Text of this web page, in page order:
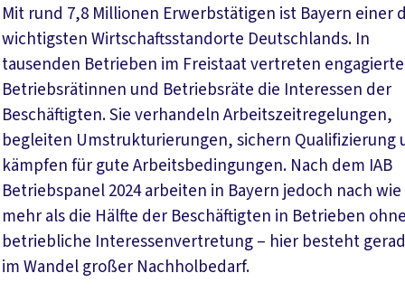
Mit rund 7,8 Millionen Erwerbstätigen ist Bayern einer
wichtigsten Wirtschaftsstandorte Deutschlands. In
tausenden Betrieben im Freistaat vertreten engagierte
Betriebsrätinnen und Betriebsräte die Interessen der
Beschäftigten. Sie verhandeln Arbeitszeitregelungen,
begleiten Umstrukturierungen, sichern Qualifizierung
kämpfen für gute Arbeitsbedingungen. Nach dem IAB
Betriebspanel 2024 arbeiten in Bayern jedoch nach
mehr als die Hälfte der Beschäftigten in Betrieben
betriebliche Interessenvertretung – hier besteht
im Wandel großer Nachholbedarf.